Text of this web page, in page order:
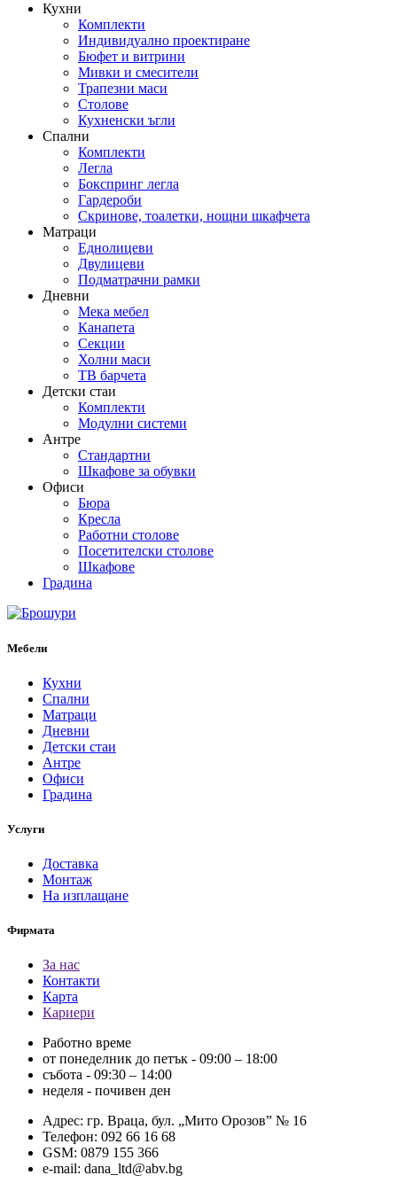
Кухни
Комплекти
Индивидуално проектиране
Бюфет и витрини
Мивки и смесители
Трапезни маси
Столове
Кухненски ъгли
Спални
Комплекти
Легла
Бокспринг легла
Гардероби
Скринове, тоалетки, нощни шкафчета
Матраци
Еднолицеви
Двулицеви
Подматрачни рамки
Дневни
Мека мебел
Канапета
Секции
Холни маси
ТВ барчета
Детски стаи
Комплекти
Модулни системи
Антре
Стандартни
Шкафове за обувки
Офиси
Бюра
Кресла
Работни столове
Посетителски столове
Шкафове
Градина
Мебели
Кухни
Спални
Матраци
Дневни
Детски стаи
Антре
Офиси
Градина
Услуги
Доставка
Монтаж
На изплащане
Фирмата
За нас
Контакти
Карта
Кариери
Работно време
от понеделник до петък - 09:00 – 18:00
събота - 09:30 – 14:00
неделя - почивен ден
Адрес: гр. Враца, бул. „Мито Орозов” № 16
Телефон: 092 66 16 68
GSM: 0879 155 366
e-mail: dana_ltd@abv.bg